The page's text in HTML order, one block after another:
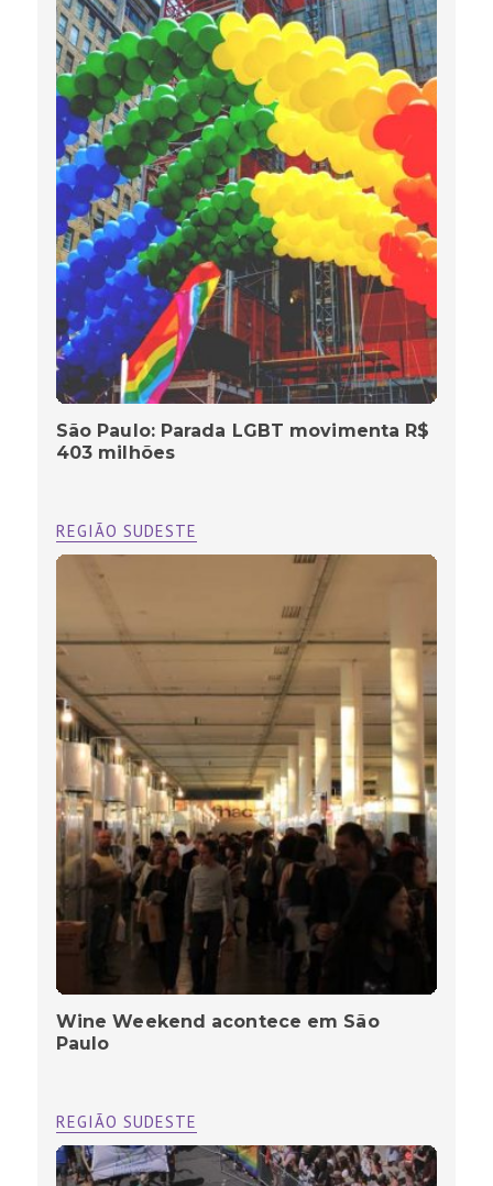
São Paulo: Parada LGBT movimenta R$
403 milhões
REGIÃO SUDESTE
Wine Weekend acontece em São
Paulo
REGIÃO SUDESTE